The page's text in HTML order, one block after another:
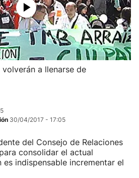
a llenarse de
30/04/2017 - 17:05
del Consejo de Relaciones
consolidar el actual
indispensable incrementar el